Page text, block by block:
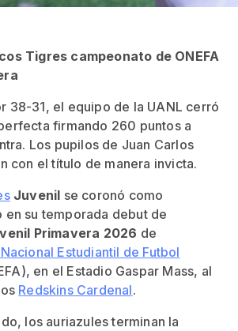
Tigres campeonato de ONEFA
38-31, el equipo de la UANL cerró
firmando 260 puntos a
Los pupilos de Juan Carlos
con el título de manera invicta.
Juvenil se coronó como
en su temporada debut de
Primavera 2026 de
Estudiantil de Futbol
en el Estadio Gaspar Mass, al
Redskins Cardenal.
los auriazules terminan la